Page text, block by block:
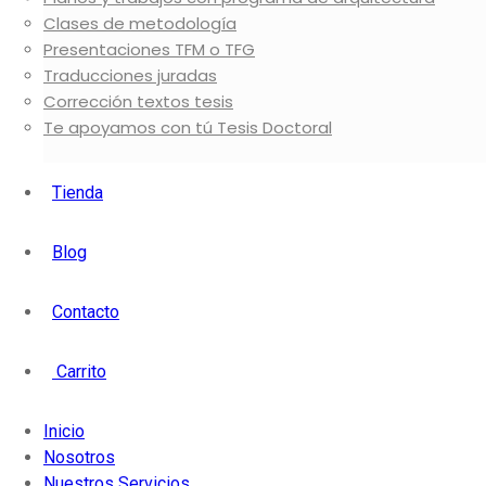
Clases de metodología
Presentaciones TFM o TFG
Traducciones juradas
Corrección textos tesis
Te apoyamos con tú Tesis Doctoral
Tienda
Blog
Contacto
Carrito
Inicio
Nosotros
Elegircomprar una tesis doctoral por encargo con TuTxTa
académico. Nos interesamos por tu éxito, por eso damos un
consientas tu rendimiento académico al casualidad. Creer en
seguro hacia el alcanze de tus metas.
Pide tu presupuesto